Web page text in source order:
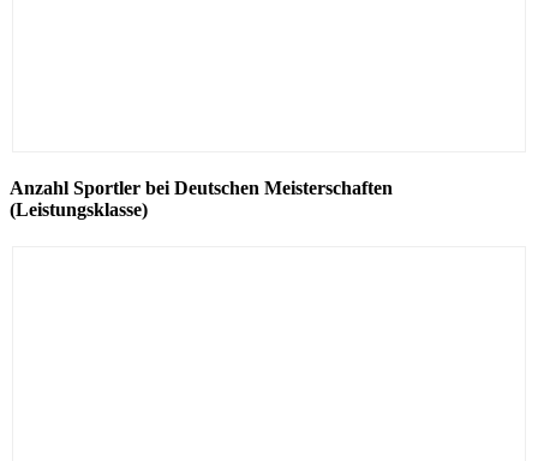
Anzahl Sportler bei Deutschen Meisterschaften
(Leistungsklasse)